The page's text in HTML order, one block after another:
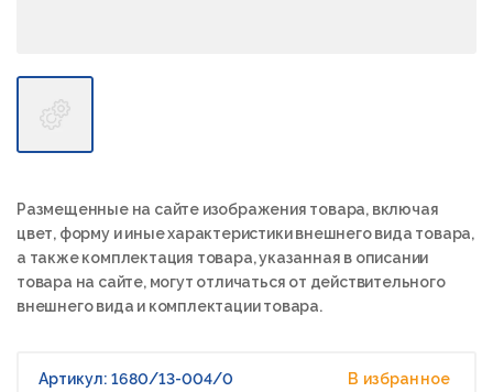
Размещенные на сайте изображения товара, включая
цвет, форму и иные характеристики внешнего вида товара,
а также комплектация товара, указанная в описании
товара на сайте, могут отличаться от действительного
внешнего вида и комплектации товара.
Артикул: 1680/13-004/0 В избранное